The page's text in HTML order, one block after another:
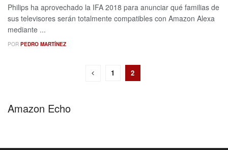
Philips ha aprovechado la IFA 2018 para anunciar qué familias de
sus televisores serán totalmente compatibles con Amazon Alexa
mediante ...
POR PEDRO MARTÍNEZ
1 2
Amazon Echo